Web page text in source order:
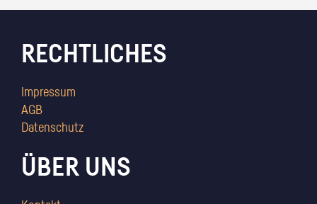
RECHTLICHES
Impressum
AGB
Datenschutz
ÜBER UNS